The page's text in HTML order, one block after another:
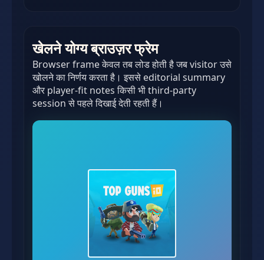
खेलने योग्य ब्राउज़र फ्रेम
Browser frame केवल तब लोड होती है जब visitor उसे
खोलने का निर्णय करता है। इससे editorial summary
और player-fit notes किसी भी third-party
session से पहले दिखाई देती रहती हैं।